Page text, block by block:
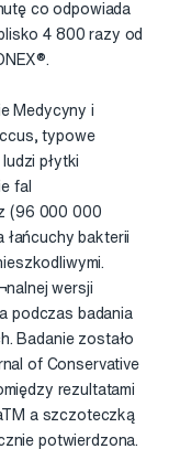
co odpowiada
4 800 razy od
Medycyny i
typowe
płytki
fal
(96 000 000
łańcuchy bakterii
wersji
podczas badania
Badanie zostało
of Conservative
rezultatami
a szczoteczką
potwierdzona.